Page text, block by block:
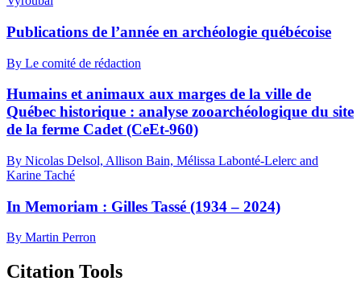
Publications de l’année en archéologie québécoise
By Le comité de rédaction
Humains et animaux aux marges de la ville de
Québec historique : analyse zooarchéologique du site
de la ferme Cadet (CeEt-960)
By Nicolas Delsol, Allison Bain, Mélissa Labonté-Lelerc and
Karine Taché
In Memoriam : Gilles Tassé (1934 – 2024)
By Martin Perron
Citation Tools